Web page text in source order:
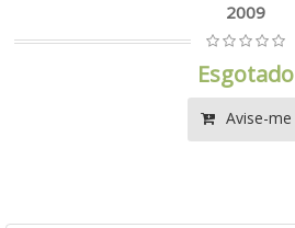
2009
Esgotado
Avise-me